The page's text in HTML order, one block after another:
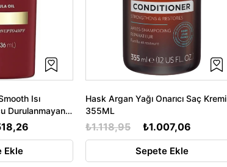
Isı
Durulanmayan
Ekle
Hask Argan Yağı Onarıcı Saç Kremi
355ML
₺1.007,06
₺1.118,95
Sepete Ekle